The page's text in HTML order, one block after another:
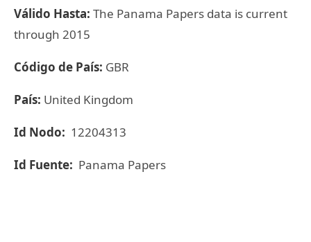
Válido Hasta: The Panama Papers data is current
through 2015
Código de País: GBR
País: United Kingdom
Id Nodo: 12204313
Id Fuente: Panama Papers